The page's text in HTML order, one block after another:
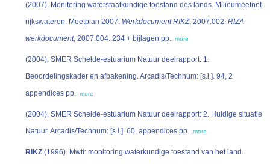
(2007). Monitoring waterstaatkundige toestand des lands. Milieumeetnet
rijkswateren. Meetplan 2007. Werkdocument RIKZ, 2007.002. RIZA
werkdocument, 2007.004. 234 + bijlagen pp., more
(2004). SMER Schelde-estuarium Natuur deelrapport: 1.
Beoordelingskader en afbakening. Arcadis/Technum: [s.l.]. 94, 2
appendices pp., more
(2004). SMER Schelde-estuarium Natuur deelrapport: 2. Huidige situatie
Natuur. Arcadis/Technum: [s.l.]. 60, appendices pp., more
RIKZ (1996). Mwtl: monitoring waterkundige toestand van het land.